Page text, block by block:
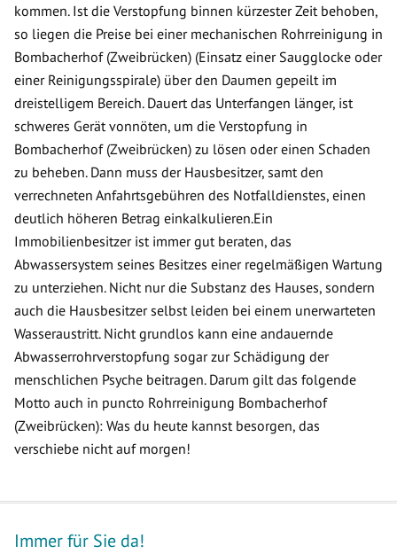
kommen. Ist die Verstopfung binnen kürzester Zeit behoben,
so liegen die Preise bei einer mechanischen Rohrreinigung in
Bombacherhof (Zweibrücken) (Einsatz einer Saugglocke oder
einer Reinigungsspirale) über den Daumen gepeilt im
dreistelligem Bereich. Dauert das Unterfangen länger, ist
schweres Gerät vonnöten, um die Verstopfung in
Bombacherhof (Zweibrücken) zu lösen oder einen Schaden
zu beheben. Dann muss der Hausbesitzer, samt den
verrechneten Anfahrtsgebühren des Notfalldienstes, einen
deutlich höheren Betrag einkalkulieren.Ein
Immobilienbesitzer ist immer gut beraten, das
Abwassersystem seines Besitzes einer regelmäßigen Wartung
zu unterziehen. Nicht nur die Substanz des Hauses, sondern
auch die Hausbesitzer selbst leiden bei einem unerwarteten
Wasseraustritt. Nicht grundlos kann eine andauernde
Abwasserrohrverstopfung sogar zur Schädigung der
menschlichen Psyche beitragen. Darum gilt das folgende
Motto auch in puncto Rohrreinigung Bombacherhof
(Zweibrücken): Was du heute kannst besorgen, das
verschiebe nicht auf morgen!
Immer für Sie da!